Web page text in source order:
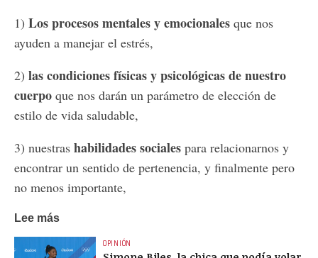
1) Los procesos mentales y emocionales que nos
ayuden a manejar el estrés,
2) las condiciones físicas y psicológicas de nuestro
cuerpo que nos darán un parámetro de elección de
estilo de vida saludable,
3) nuestras habilidades sociales para relacionarnos y
encontrar un sentido de pertenencia, y finalmente pero
no menos importante,
Lee más
OPINIÓN